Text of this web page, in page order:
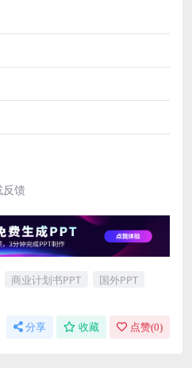
反馈
商业计划书PPT
国外PPT
分享 收藏 点赞(0)